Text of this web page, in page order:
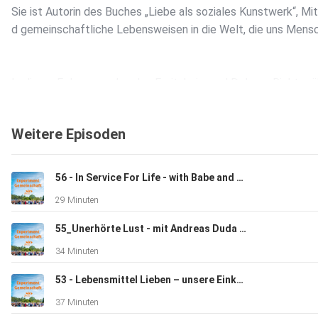
Sie ist Autorin des Buches „Liebe als soziales Kunstwerk“,
d gemeinschaftliche Lebensweisen in die Welt, die uns
In dieser Folge sprechen Ina Froitzheim und Dolores Richter
Dabei beantwortet sie auch folgende Fragen und erläutert,
Wie wurde in den Anfangsjahren im ZEGG an der Liebe
Weitere Episoden
56 - In Service For Life - with Babe and Ahmed
29 Minuten
55_Unerhörte Lust - mit Andreas Duda und Steffi Burmeister
34 Minuten
53 - Lebensmittel Lieben – unsere Einkäuferinnen im ZEGG
37 Minuten